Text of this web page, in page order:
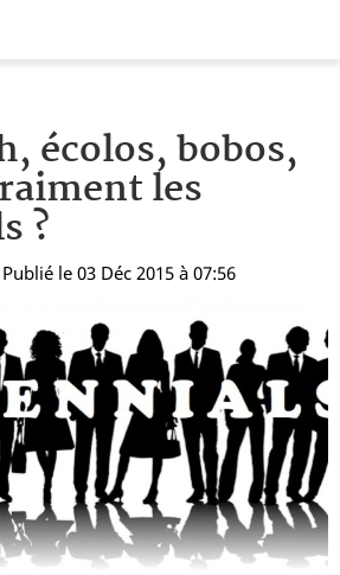
écolos, bobos,
les
?
le 03 Déc 2015 à 07:56